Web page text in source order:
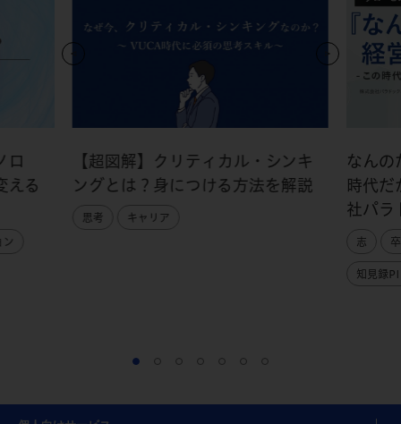
ロ
える
ン
【超図解】クリティカル・シンキ
ングとは？身につける方法を解説
思考 キャリア
なんの
時代だ
社パラ
志
知見録